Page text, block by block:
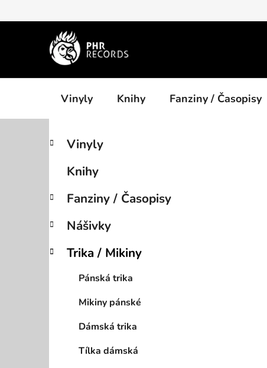
na
Vinyly Knihy Fanziny / Časopisy
P
r
n
n
í
Přeskočit
kategorie
K
a
o
i
Vinyly
Knihy
Fanziny / Časopisy
Nášivky
Trika / Mikiny
Pánská trika
Mikiny pánské
Dámská trika
Tílka dámská